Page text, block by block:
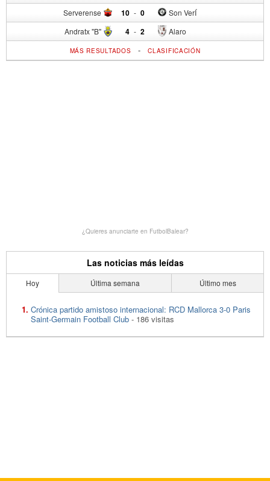
Serverense 10 - Son VerÍ
0
Andratx "B" 4 - Alaro
2
MÁS RESULTADOS -CLASIFICACIÓN
¿Quieres anunciarte en FutbolBalear?
Las noticias más leídas
Hoy Última semana Último mes
Crónica partido amistoso internacional: RCD Mallorca 3-0 Paris
Saint-Germain Football Club - 186 visitas